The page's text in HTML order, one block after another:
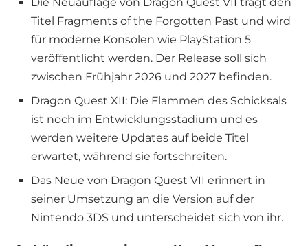
Titel Fragments of the Forgotten Past und wird
für moderne Konsolen wie PlayStation 5
veröffentlicht werden. Der Release soll sich
zwischen Frühjahr 2026 und 2027 befinden.
Dragon Quest XII: Die Flammen des Schicksals
ist noch im Entwicklungsstadium und es
werden weitere Updates auf beide Titel
erwartet, während sie fortschreiten.
Das Neue von Dragon Quest VII erinnert in
seiner Umsetzung an die Version auf der
Nintendo 3DS und unterscheidet sich von ihr.